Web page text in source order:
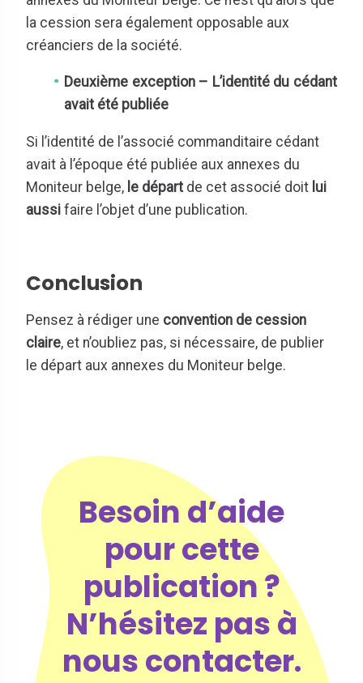
la cession sera également opposable aux
créanciers de la société.
Deuxième exception – L’identité du cédant
avait été publiée
Si l’identité de l’associé commanditaire cédant
avait à l’époque été publiée aux annexes du
Moniteur belge, le départ de cet associé doit lui
aussi faire l’objet d’une publication.
Conclusion
Pensez à rédiger une convention de cession
claire, et n’oubliez pas, si nécessaire, de publier
le départ aux annexes du Moniteur belge.
Besoin d’aide
pour cette
publication ?
N’hésitez pas à
nous contacter.